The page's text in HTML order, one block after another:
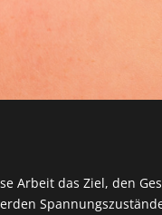
Arbeit das Ziel, den